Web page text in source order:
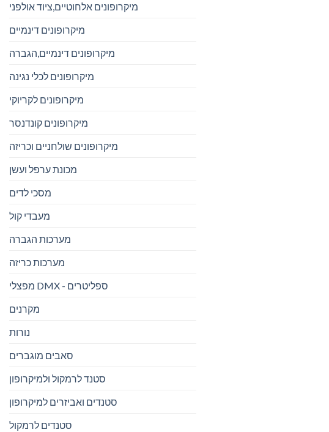
מיקרופונים אלחוטיים,ציוד אולפני
מיקרופונים דינמיים
מיקרופונים דינמיים,הגברה
מיקרופונים לכלי נגינה
מיקרופונים לקריוקי
מיקרופונים קונדנסר
מיקרופונים שולחניים וכריזה
מכונת ערפל ועשן
מסכי לדים
מעבדי קול
מערכות הגברה
מערכות כריזה
מפצלי DMX - ספליטרים
מקרנים
נורות
סאבים מוגברים
סטנד לרמקול ולמיקרופון
סטנדים ואביזרים למיקרופון
סטנדים לרמקול